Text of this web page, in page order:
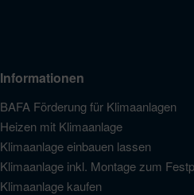
Informationen
BAFA Förderung für Klimaanlagen
Heizen mit Klimaanlage
Klimaanlage einbauen lassen
Klimaanlage inkl. Montage zum
Klimaanlage kaufen